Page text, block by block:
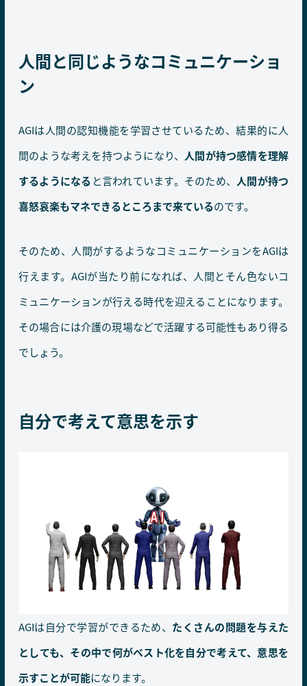
人間と同じようなコミュニケーショ
ン
AGIは人間の認知機能を学習させているため、結果的に人
間のような考えを持つようになり、 人間が持つ感情を理解
するようになる と言われています。そのため、 人間が持つ
喜怒哀楽もマネできるところまで来ているのです。
そのため、人間がするようなコミュニケーションをAGIは
行えます。AGIが当たり前になれば、人間とそん色ないコ
ミュニケーションが行える時代を迎えることになります。
その場合には介護の現場などで活躍する可能性もあり得る
でしょう。
自分で考えて意思を示す
AGIは自分で学習ができるため、 たくさんの問題を与えた
としても、その中で何がベスト化を自分で考えて、意思を
示すことが可能になります。